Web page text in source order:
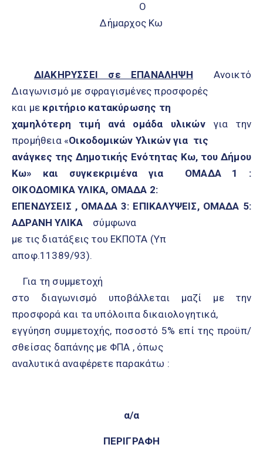
Ο
Δήμαρχος Κω
ΔΙΑΚΗΡΥΣΣΕΙ σε ΕΠΑΝΑΛΗΨΗ Ανοικτό
Διαγωνισμό με σφραγισμένες προσφορές
και με κριτήριο κατακύρωσης τη
χαμηλότερη τιμή ανά ομάδα υλικών για την
προμήθεια «Οικοδομικών Υλικών για τις
ανάγκες της Δημοτικής Ενότητας Κω, του Δήμου
Κω» και συγκεκριμένα για ΟΜΑΔΑ 1 :
ΟΙΚΟΔΟΜΙΚΑ ΥΛΙΚΑ, ΟΜΑΔΑ 2:
ΕΠΕΝΔΥΣΕΙΣ , ΟΜΑΔΑ 3: ΕΠΙΚΑΛΥΨΕΙΣ, ΟΜΑΔΑ 5:
ΑΔΡΑΝΗ ΥΛΙΚΑ σύμφωνα
με τις διατάξεις του ΕΚΠΟΤΑ (Υπ
αποφ.11389/93).
Για τη συμμετοχή
στο διαγωνισμό υποβάλλεται μαζί με την
προσφορά και τα υπόλοιπα δικαιολογητικά,
εγγύηση συμμετοχής, ποσοστό 5% επί της προϋπ/
σθείσας δαπάνης με ΦΠΑ , όπως
αναλυτικά αναφέρετε παρακάτω :
α/α
ΠΕΡΙΓΡΑΦΗ